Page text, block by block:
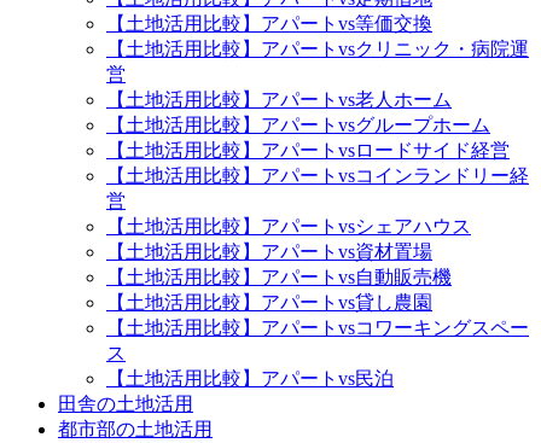
【土地活用比較】アパートvs等価交換
【土地活用比較】アパートvsクリニック・病院運
営
【土地活用比較】アパートvs老人ホーム
【土地活用比較】アパートvsグループホーム
【土地活用比較】アパートvsロードサイド経営
【土地活用比較】アパートvsコインランドリー経
営
【土地活用比較】アパートvsシェアハウス
【土地活用比較】アパートvs資材置場
【土地活用比較】アパートvs自動販売機
【土地活用比較】アパートvs貸し農園
【土地活用比較】アパートvsコワーキングスペー
ス
【土地活用比較】アパートvs民泊
田舎の土地活用
都市部の土地活用